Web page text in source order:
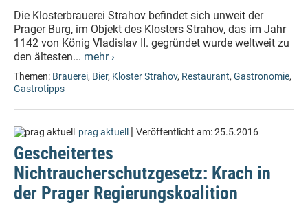
Die Klosterbrauerei Strahov befindet sich unweit der
Prager Burg, im Objekt des Klosters Strahov, das im Jahr
1142 von König Vladislav II. gegründet wurde weltweit zu
den ältesten... mehr ›
Themen: Brauerei, Bier, Kloster Strahov, Restaurant, Gastronomie,
Gastrotipps
prag aktuell | Veröffentlicht am:25.5.2016
Gescheitertes
Nichtraucherschutzgesetz: Krach in
der Prager Regierungskoalition